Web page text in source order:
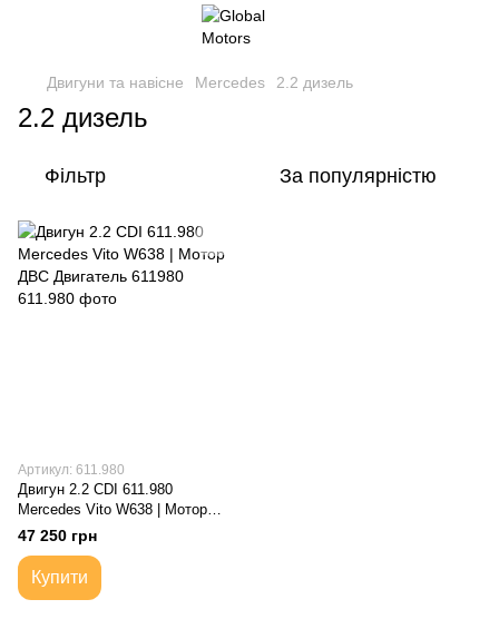
Двигуни та навісне Mercedes 2.2 дизель
2.2 дизель
Фільтр За популярністю
Артикул: 611.980
Двигун 2.2 CDI 611.980
Mercedes Vito W638 | Мотор
ДВС Двигатель 611980
47 250 грн
Купити